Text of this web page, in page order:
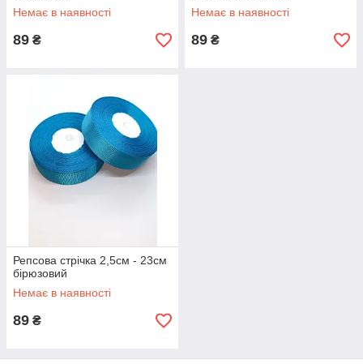
Немає в наявності
89 ₴
Немає в наявності
89 ₴
Репсова стрічка 2,5см - 23см
бірюзовий
Немає в наявності
89 ₴